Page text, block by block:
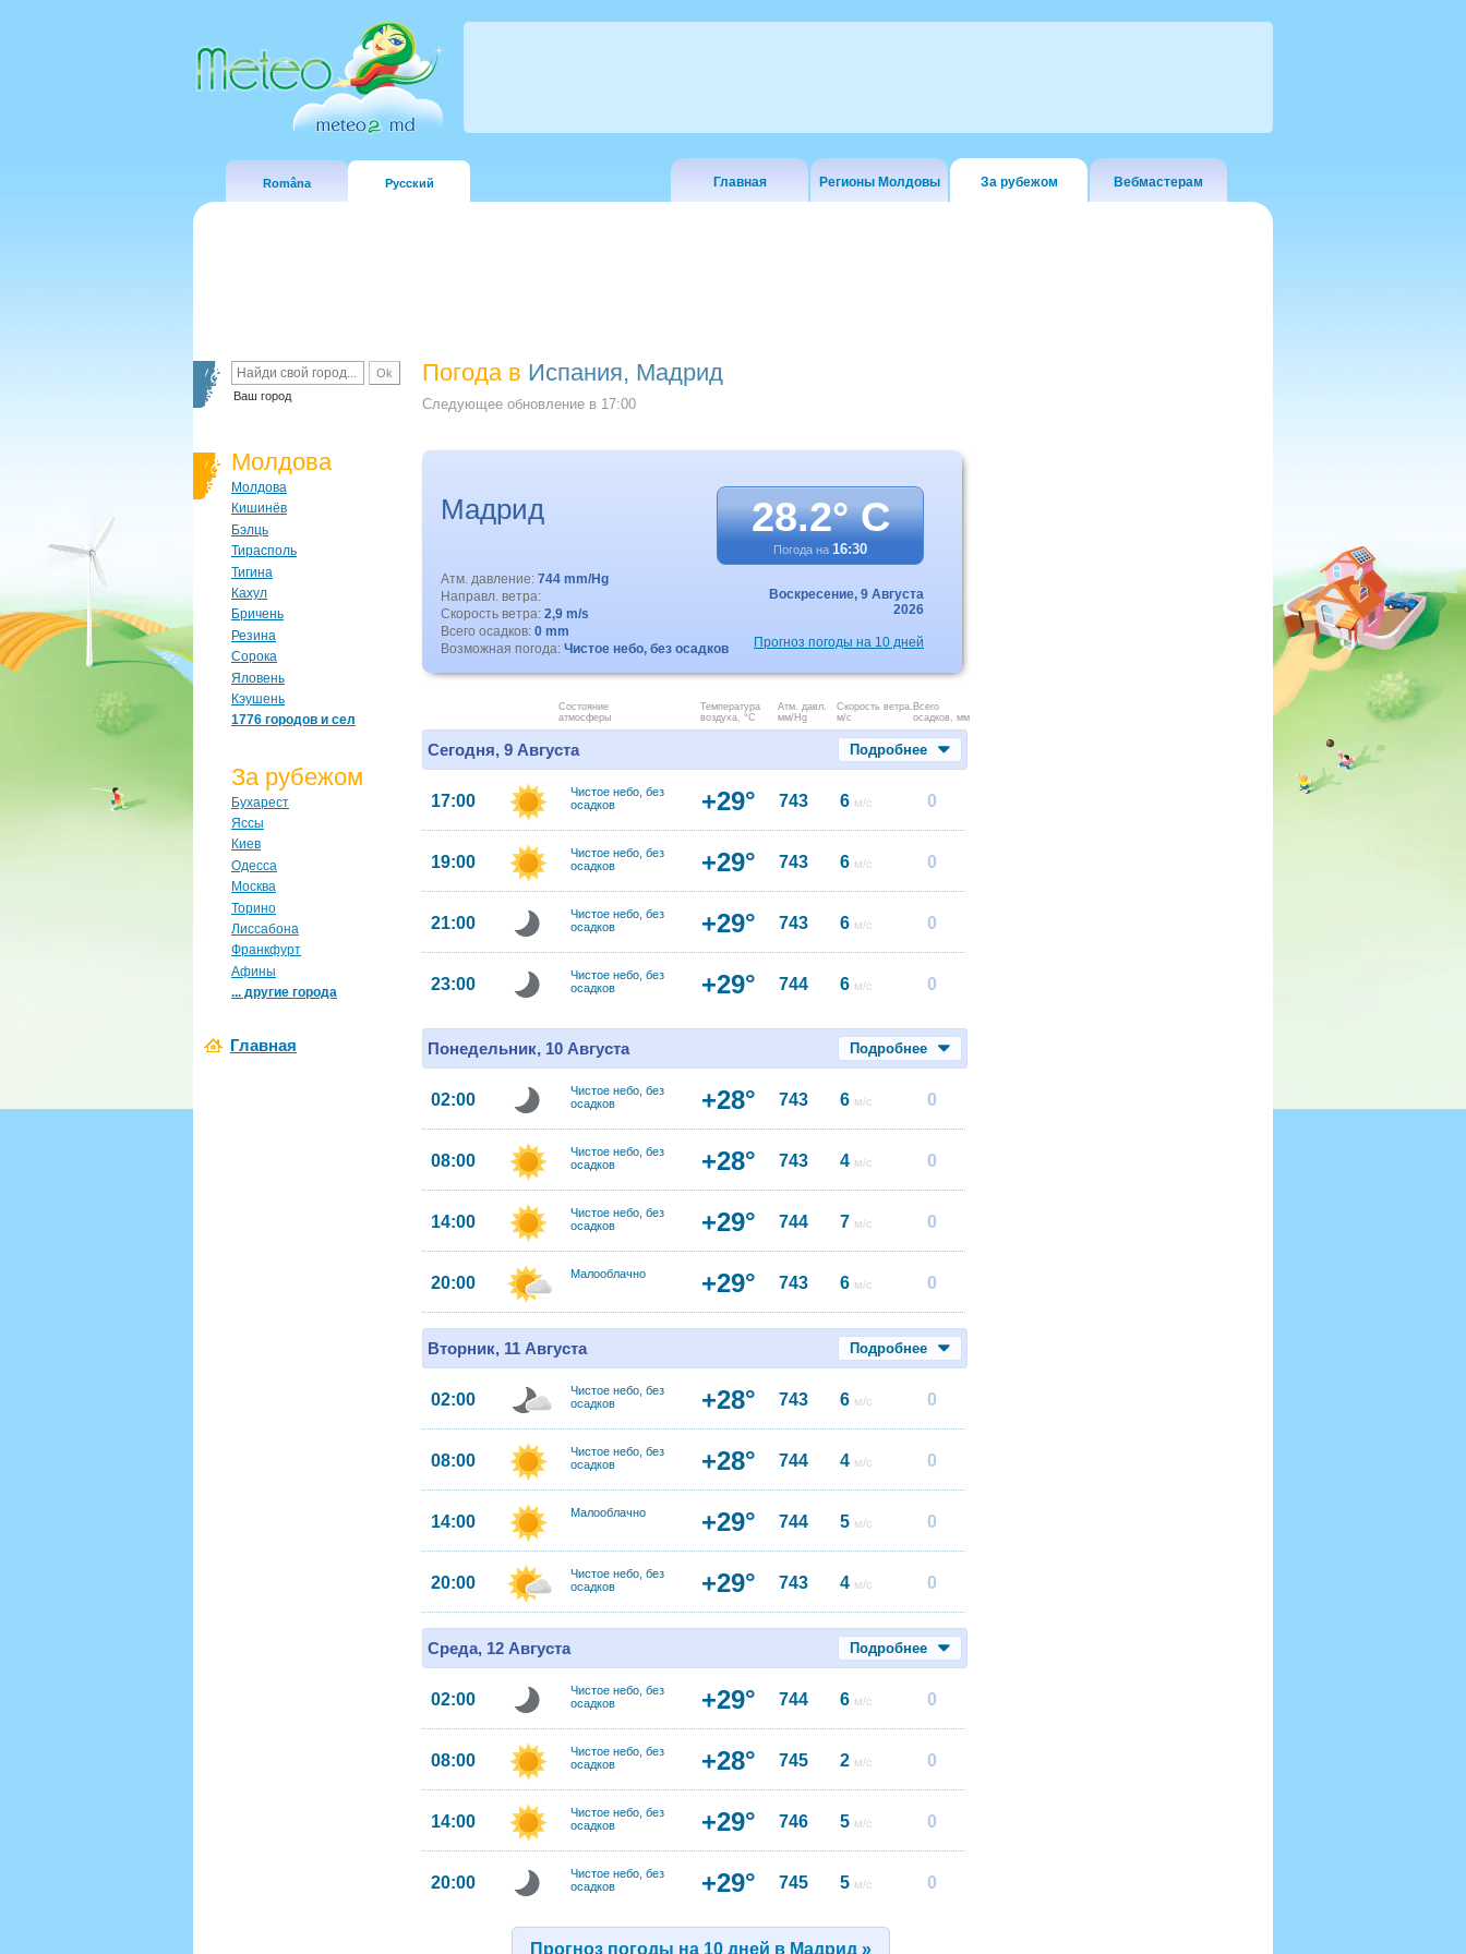
Româna Русский Главная Регионы Молдовы За рубежом Вебмастерам
Ваш город
Молдова
Молдова
Кишинёв
Бэлць
Тирасполь
Тигина
Кахул
Бричень
Резина
Сорока
Яловень
Кэушень
1776 городов и сел
За рубежом
Бухарест
Яссы
Киев
Одесса
Москва
Торино
Лиссабона
Франкфурт
Афины
... другие города
Главная
Погода в Испания, Мадрид
Следующее обновление в 17:00
Мадрид 28.2° C
Погода на 16:30
Атм. давление: 744 mm/Hg
Направл. ветра:
Скорость ветра: 2,9 m/s
Всего осадков: 0 mm
Возможная погода: Чистое небо, без осадков
Воскресение, 9 Августа
2026
Прогноз погоды на 10 дней
Состояние
атмосферы
Температура
воздуха, °C
Атм. давл.
мм/Hg
Скорость ветра.
м/с
Всего
осадков, мм
Сегодня, 9 Августа Подробнее
17:00
Чистое небо, без
осадков
+29° 743 6 м/с 0
19:00
Чистое небо, без
осадков
+29° 743 6 м/с 0
21:00
Чистое небо, без
осадков
+29° 743 6 м/с 0
23:00
Чистое небо, без
осадков
+29° 744 6 м/с 0
Понедельник, 10 Августа Подробнее
02:00
Чистое небо, без
осадков
+28° 743 6 м/с 0
08:00
Чистое небо, без
осадков
+28° 743 4 м/с 0
14:00
Чистое небо, без
осадков
+29° 744 7 м/с 0
20:00 Малооблачно +29° 743 6 м/с 0
Вторник, 11 Августа Подробнее
02:00
Чистое небо, без
осадков
+28° 743 6 м/с 0
08:00
Чистое небо, без
осадков
+28° 744 4 м/с 0
14:00 Малооблачно +29° 744 5 м/с 0
20:00
Чистое небо, без
осадков
+29° 743 4 м/с 0
Среда, 12 Августа Подробнее
02:00
Чистое небо, без
осадков
+29° 744 6 м/с 0
08:00
Чистое небо, без
осадков
+28° 745 2 м/с 0
14:00
Чистое небо, без
осадков
+29° 746 5 м/с 0
20:00
Чистое небо, без
осадков
+29° 745 5 м/с 0
Прогноз погоды на 10 дней в Мадрид »